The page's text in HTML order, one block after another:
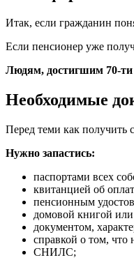
Итак, если гражданин
Если пенсионер уже
Людям, достигшим 70-ти
Необходимые
Перед теми как получить
Нужно запастись:
паспортами всех
квитанцией об
пенсионным
домовой книгой или
документом,
справкой о том,
СНИЛС;